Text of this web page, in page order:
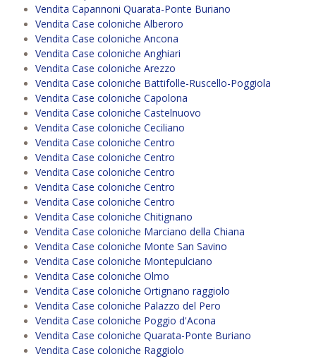
Vendita Capannoni Quarata-Ponte Buriano
Vendita Case coloniche Alberoro
Vendita Case coloniche Ancona
Vendita Case coloniche Anghiari
Vendita Case coloniche Arezzo
Vendita Case coloniche Battifolle-Ruscello-Poggiola
Vendita Case coloniche Capolona
Vendita Case coloniche Castelnuovo
Vendita Case coloniche Ceciliano
Vendita Case coloniche Centro
Vendita Case coloniche Centro
Vendita Case coloniche Centro
Vendita Case coloniche Centro
Vendita Case coloniche Centro
Vendita Case coloniche Chitignano
Vendita Case coloniche Marciano della Chiana
Vendita Case coloniche Monte San Savino
Vendita Case coloniche Montepulciano
Vendita Case coloniche Olmo
Vendita Case coloniche Ortignano raggiolo
Vendita Case coloniche Palazzo del Pero
Vendita Case coloniche Poggio d'Acona
Vendita Case coloniche Quarata-Ponte Buriano
Vendita Case coloniche Raggiolo